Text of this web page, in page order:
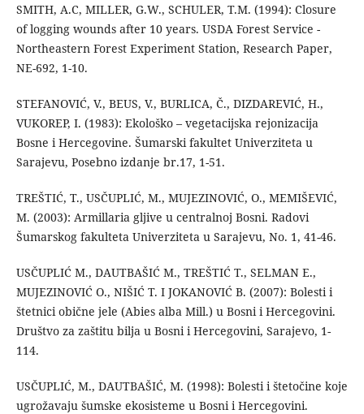
SMITH, A.C, MILLER, G.W., SCHULER, T.M. (1994): Closure
of logging wounds after 10 years. USDA Forest Service -
Northeastern Forest Experiment Station, Research Paper,
NE-692, 1-10.
STEFANOVIĆ, V., BEUS, V., BURLICA, Č., DIZDAREVIĆ, H.,
VUKOREP, I. (1983): Ekološko – vegetacijska rejonizacija
Bosne i Hercegovine. Šumarski fakultet Univerziteta u
Sarajevu, Posebno izdanje br.17, 1-51.
TREŠTIĆ, T., USČUPLIĆ, M., MUJEZINOVIĆ, O., MEMIŠEVIĆ,
M. (2003): Armillaria gljive u centralnoj Bosni. Radovi
Šumarskog fakulteta Univerziteta u Sarajevu, No. 1, 41-46.
USČUPLIĆ M., DAUTBAŠIĆ M., TREŠTIĆ T., SELMAN E.,
MUJEZINOVIĆ O., NIŠIĆ T. I JOKANOVIĆ B. (2007): Bolesti i
štetnici obične jele (Abies alba Mill.) u Bosni i Hercegovini.
Društvo za zaštitu bilja u Bosni i Hercegovini, Sarajevo, 1-
114.
USČUPLIĆ, M., DAUTBAŠIĆ, M. (1998): Bolesti i štetočine koje
ugrožavaju šumske ekosisteme u Bosni i Hercegovini.